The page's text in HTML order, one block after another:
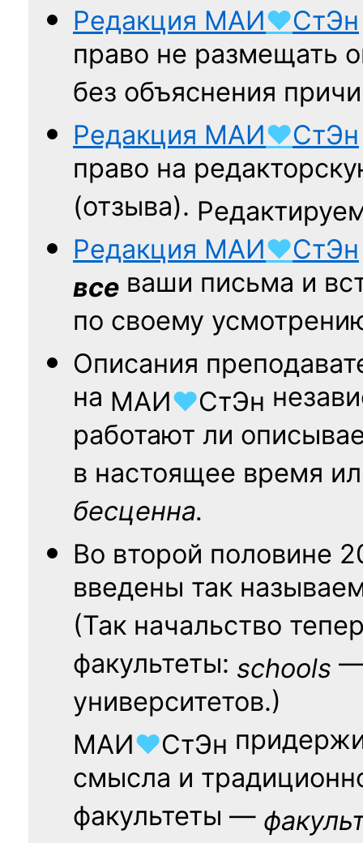
Редакция МАИ♥СтЭн
право не размещать
без объяснения
Редакция МАИ♥СтЭн
право на
(отзыва).
Редакция МАИ♥СтЭн
все ваши письма и
по своему
Описания
на МАИ♥СтЭн
работают ли
в настоящее время
бесценна.
Во второй половине
введены так
(Так начальство
факультеты: schools —
университетов.)
МАИ♥СтЭн
смысла и
факультеты —